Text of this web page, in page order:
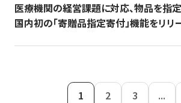
医療機関の経営課題に対応、物品を指
国内初の「寄贈品指定寄付」機能をリリ
1 2 3 ...